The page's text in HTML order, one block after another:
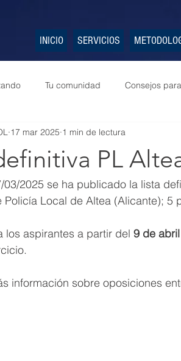
INICIO SERVICIOS
Tu comunidad Consejos
PL
17 mar 2025 1 min de lectura
03/2025 se ha publicado la lista
Policía Local de Altea (Alicante); 5
los aspirantes a partir del 9 de
información sobre oposiciones